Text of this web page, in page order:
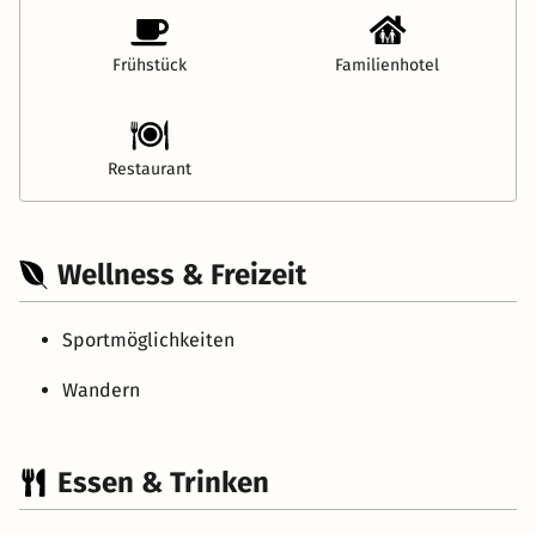
Frühstück Familienhotel
Restaurant
Wellness & Freizeit
Sportmöglichkeiten
Wandern
Essen & Trinken